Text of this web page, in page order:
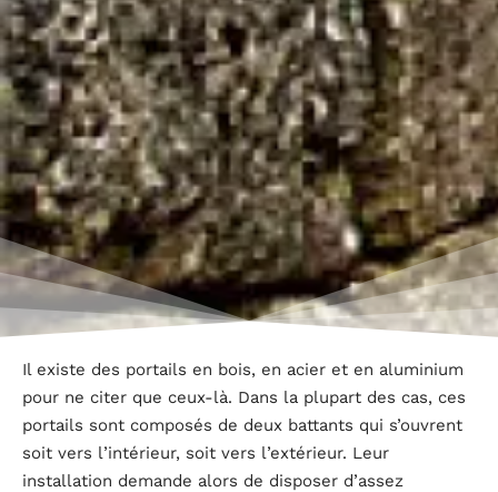
Il existe des portails en bois, en acier et en aluminium
pour ne citer que ceux-là. Dans la plupart des cas, ces
portails sont composés de deux battants qui s’ouvrent
soit vers l’intérieur, soit vers l’extérieur. Leur
installation demande alors de disposer d’assez